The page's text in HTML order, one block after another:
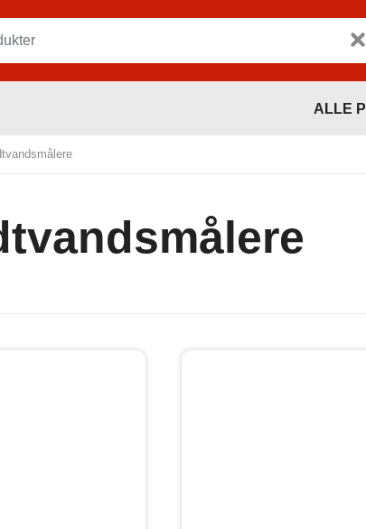
ALLE